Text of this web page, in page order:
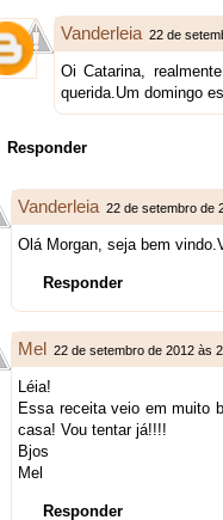
Vanderleia 22 de
Oi Catarina,
querida.Um domingo
Responder
Vanderleia 22 de setembro de
Olá Morgan, seja bem
Responder
Mel 22 de setembro de 2012 às
Léia!
Essa receita veio em muito
casa! Vou tentar já!!!!
Bjos
Mel
Responder